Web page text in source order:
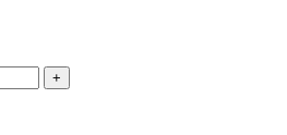
+